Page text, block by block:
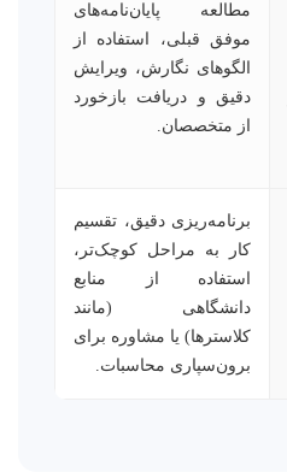
مطالعه پایان‌نامه‌های
موفق قبلی، استفاده از
الگوهای نگارش، ویرایش
دقیق و دریافت بازخورد
از متخصصان.
برنامه‌ریزی دقیق، تقسیم
کار به مراحل کوچک‌تر،
استفاده از منابع
دانشگاهی (مانند
کلاسترها) یا مشاوره برای
برون‌سپاری محاسبات.